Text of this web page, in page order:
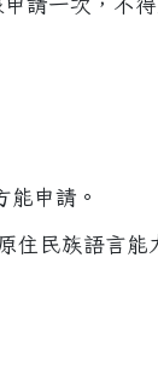
TKB千碩
能申請。
住民族語言能